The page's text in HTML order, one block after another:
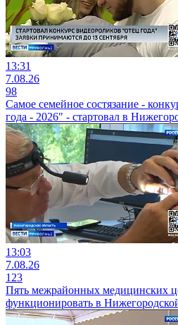
13:31
7.08.26
98
Самое семейное состязание -
года - 2026" - стартовал в
13:03
7.08.26
123
Пять межрайонных медицинских
функционировать в